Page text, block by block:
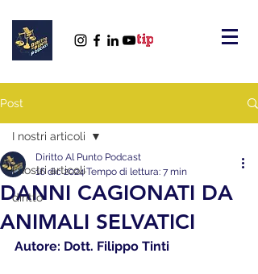
Post
I nostri articoli
diritto
I nostri articoli
DANNI CAGIONATI DA
ANIMALI SELVATICI
Diritto Al Punto Podcast
16 dic 2024Tempo di lettura: 7 min
Autore: Dott. Filippo Tinti